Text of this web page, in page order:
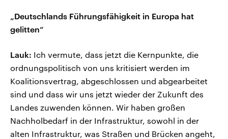
„Deutschlands Führungsfähigkeit in Europa hat
gelitten“
Lauk: Ich vermute, dass jetzt die Kernpunkte, die
ordnungspolitisch von uns kritisiert werden im
Koalitionsvertrag, abgeschlossen und abgearbeitet
sind und dass wir uns jetzt wieder der Zukunft des
Landes zuwenden können. Wir haben großen
Nachholbedarf in der Infrastruktur, sowohl in der
alten Infrastruktur, was Straßen und Brücken angeht,